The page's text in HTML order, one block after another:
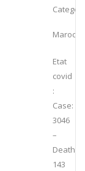
Maroc
Etat
covid
:
Case:
3046
–
Death:
143